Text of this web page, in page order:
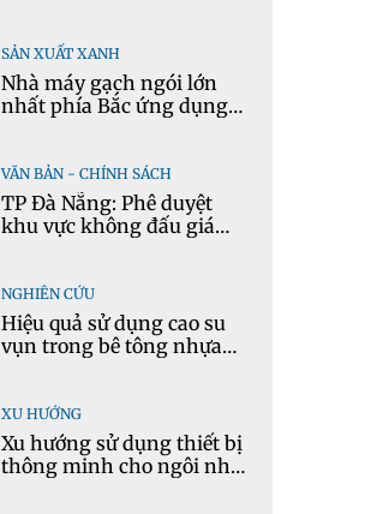
SẢN XUẤT XANH
Nhà máy gạch ngói lớn
nhất phía Bắc ứng dụng
VĂN BẢN - CHÍNH SÁCH
TP Đà Nẵng: Phê duyệt
khu vực không đấu giá
NGHIÊN CỨU
Hiệu quả sử dụng cao su
vụn trong bê tông nhựa
XU HƯỚNG
Xu hướng sử dụng thiết bị
thông minh cho ngôi nhà